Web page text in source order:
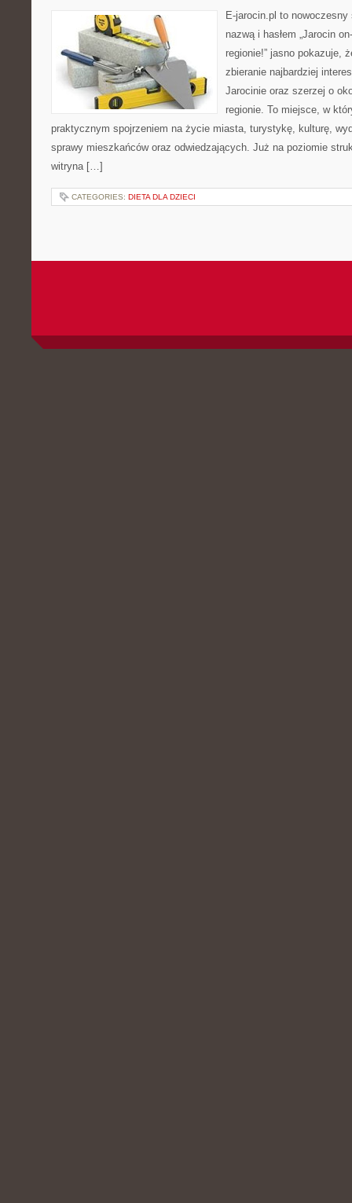
E-jarocin.pl to
nazwą i hasłem „Jarocin
regionie!” jasno pokazuje,
zbieranie najbardziej
Jarocinie oraz szerzej o
regionie. To miejsce, w
praktycznym spojrzeniem na życie miasta, turystykę, kulturę,
sprawy mieszkańców oraz odwiedzających. Już na poziomie
witryna […]
CATEGORIES: DIETA DLA DZIECI